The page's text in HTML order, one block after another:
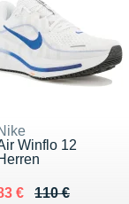
Winflo 12
110 €
lieu de 110 €
€ 83 €